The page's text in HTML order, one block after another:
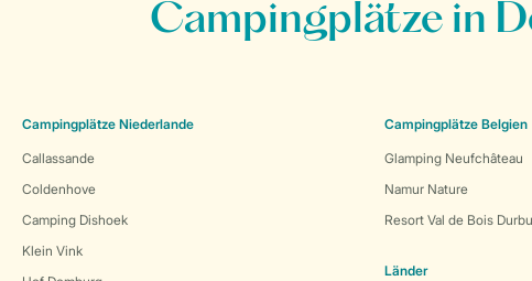
Campingplätze in
Campingplätze Niederlande
Callassande
Coldenhove
Camping Dishoek
Klein Vink
Campingplätze Belgien
Glamping Neufchâteau
Namur Nature
Resort Val de Bois
Länder